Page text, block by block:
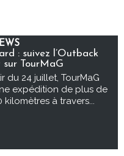
: suivez l’Outback
TourMaG
du 24 juillet, TourMaG
expédition de plus de
kilomètres à travers...